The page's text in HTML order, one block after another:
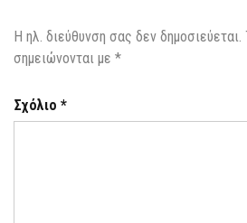
Η ηλ. διεύθυνση σας δεν δημοσιεύεται.
σημειώνονται με *
Σχόλιο *